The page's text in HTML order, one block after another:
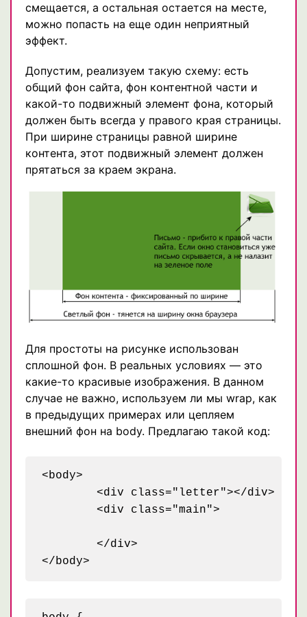
смещается, а остальная остается на месте,
можно попасть на еще один неприятный
эффект.
Допустим, реализуем такую схему: есть
общий фон сайта, фон контентной части и
какой-то подвижный элемент фона, который
должен быть всегда у правого края страницы.
При ширине страницы равной ширине
контента, этот подвижный элемент должен
прятаться за краем экрана.
Для простоты на рисунке использован
сплошной фон. В реальных условиях — это
какие-то красивые изображения. В данном
случае не важно, используем ли мы wrap, как
в предыдущих примерах или цепляем
внешний фон на body. Предлагаю такой код:
<body>